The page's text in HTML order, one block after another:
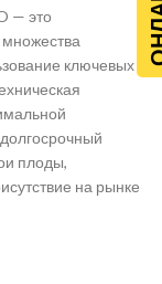
— это
множества
ключевых
плоды,
на рынке